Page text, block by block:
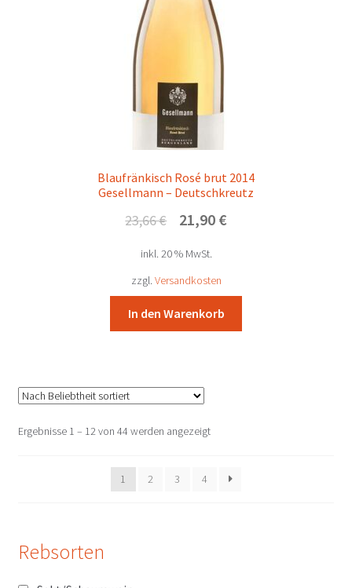
Blaufränkisch Rosé brut 2014
Gesellmann – Deutschkreutz
23,66€
Ursprünglicher
war:
23,66 €
21,90 €Aktueller
inkl. 20 % MwSt.
zzgl. Versandkosten
In den Warenkorb
Ergebnisse 1 – 12 von 44 werden angezeigtNach
1
2 3 4
Rebsorten